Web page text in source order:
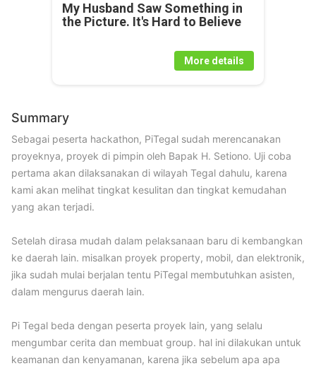
My Husband Saw Something in
the Picture. It's Hard to Believe
More details
Summary
Sebagai peserta hackathon, PiTegal sudah merencanakan
proyeknya, proyek di pimpin oleh Bapak H. Setiono. Uji coba
pertama akan dilaksanakan di wilayah Tegal dahulu, karena
kami akan melihat tingkat kesulitan dan tingkat kemudahan
yang akan terjadi.
Setelah dirasa mudah dalam pelaksanaan baru di kembangkan
ke daerah lain. misalkan proyek property, mobil, dan elektronik,
jika sudah mulai berjalan tentu PiTegal membutuhkan asisten,
dalam mengurus daerah lain.
Pi Tegal beda dengan peserta proyek lain, yang selalu
mengumbar cerita dan membuat group. hal ini dilakukan untuk
keamanan dan kenyamanan, karena jika sebelum apa apa